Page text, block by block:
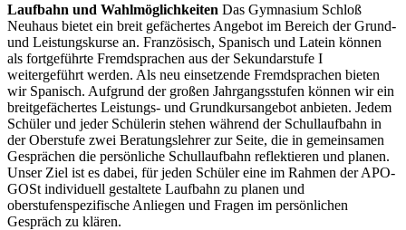
Laufbahn und Wahlmöglichkeiten Das Gymnasium Schloß
Neuhaus bietet ein breit gefächertes Angebot im Bereich der Grund-
und Leistungskurse an. Französisch, Spanisch und Latein können
als fortgeführte Fremdsprachen aus der Sekundarstufe I
weitergeführt werden. Als neu einsetzende Fremdsprachen bieten
wir Spanisch. Aufgrund der großen Jahrgangsstufen können wir ein
breitgefächertes Leistungs- und Grundkursangebot anbieten. Jedem
Schüler und jeder Schülerin stehen während der Schullaufbahn in
der Oberstufe zwei Beratungslehrer zur Seite, die in gemeinsamen
Gesprächen die persönliche Schullaufbahn reflektieren und planen.
Unser Ziel ist es dabei, für jeden Schüler eine im Rahmen der APO-
GOSt individuell gestaltete Laufbahn zu planen und
oberstufenspezifische Anliegen und Fragen im persönlichen
Gespräch zu klären.